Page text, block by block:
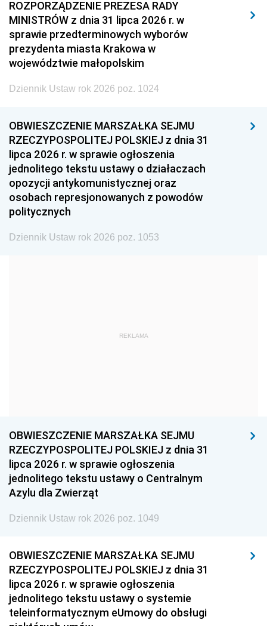
2011 2010
2008 2007
2005 2004
2002 2001
1999 1998
1993 1992 1991
1990 1989
1987 1986 1985
1984 1983 1982
1981
1978 1977
1951 1950 1949
1948 1947 1946
1945 1944 1939
1938
1935 1934
1929 1928 1927
1926 1925
1923 1922 1921
ROZPORZĄDZENIE PREZESA RADY
MINISTRÓW z dnia 31 lipca 2026 r. w
sprawie przedterminowych wyborów
prezydenta miasta Krakowa w
województwie małopolskim
Dziennik Ustaw rok 2026 poz. 1024
OBWIESZCZENIE MARSZAŁKA SEJMU
RZECZYPOSPOLITEJ POLSKIEJ z dnia 31
lipca 2026 r. w sprawie ogłoszenia
jednolitego tekstu ustawy o działaczach
opozycji antykomunistycznej oraz
osobach represjonowanych z powodów
politycznych
Dziennik Ustaw rok 2026 poz. 1053
REKLAMA
OBWIESZCZENIE MARSZAŁKA SEJMU
RZECZYPOSPOLITEJ POLSKIEJ z dnia 31
lipca 2026 r. w sprawie ogłoszenia
jednolitego tekstu ustawy o Centralnym
Azylu dla Zwierząt
Dziennik Ustaw rok 2026 poz. 1049
OBWIESZCZENIE MARSZAŁKA SEJMU
RZECZYPOSPOLITEJ POLSKIEJ z dnia 31
lipca 2026 r. w sprawie ogłoszenia
jednolitego tekstu ustawy o systemie
teleinformatycznym eUmowy do obsługi